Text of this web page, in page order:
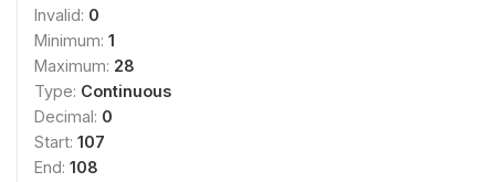
Invalid: 0
Minimum: 1
Maximum: 28
Type: Continuous
Decimal: 0
Start: 107
End: 108